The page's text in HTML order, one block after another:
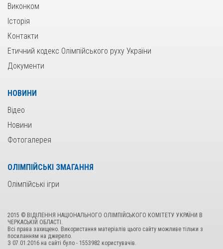
Виконком
Історія
Контакти
Етичний кодекс Олімпійського руху України
Документи
НОВИНИ
Відео
Новини
Фотогалерея
ОЛІМПІЙСЬКІ ЗМАГАННЯ
Олімпійські ігри
2015 © ВІДІЛЕННЯ НАЦІОНАЛЬНОГО ОЛІМПІЙСЬКОГО КОМІТЕТУ УКРАЇНИ В
ЧЕРКАСЬКІЙ ОБЛАСТІ.
Всі права захищено. Використання матеріалів цього сайту можливе тільки з
посиланням на джерело.
З 07.01.2016 на сайтi було - 1553982 користувачiв.